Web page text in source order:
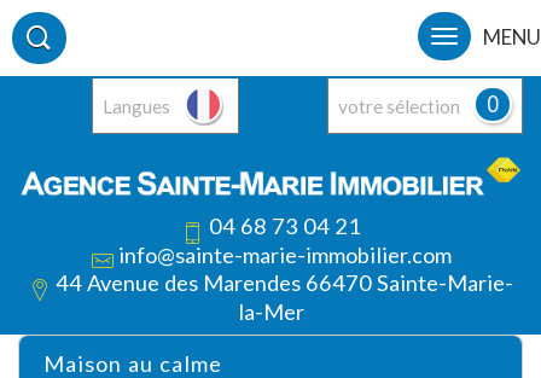
Langues votre sélection 0
04 68 73 04 21
info@sainte-marie-immobilier.com
44 Avenue des Marendes 66470 Sainte-Marie-
la-Mer
MENU
maison au calme